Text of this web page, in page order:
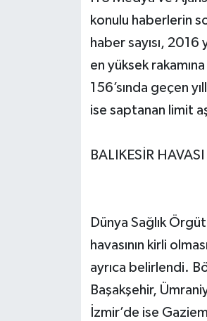
konulu haberlerin
haber sayısı, 2016
en yüksek
156’sında geçen
ise saptanan limit
BALIKESİR
Dünya Sağlık
havasının kirli
ayrıca belirlendi.
Başakşehir,
İzmir’de ise